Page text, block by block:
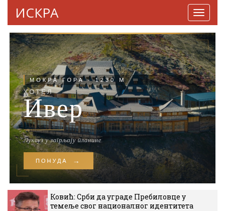
ИСКРА
Ковић: Срби да уграде Пребиловце у
темеље свог националног идентитета